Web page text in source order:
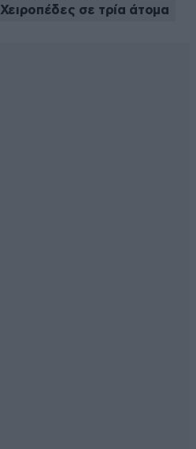
Χειροπέδες σε τρία άτομα